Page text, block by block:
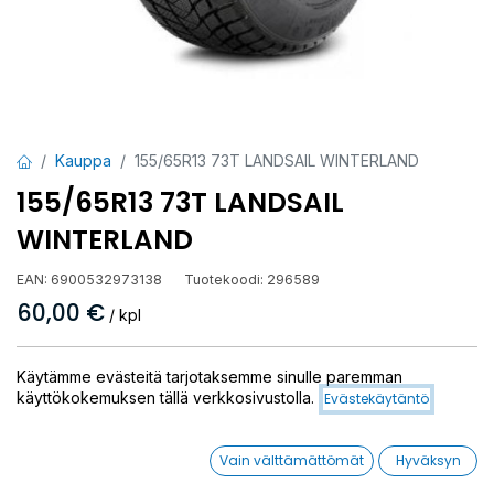
Kauppa 155/65R13 73T LANDSAIL WINTERLAND
155/65R13 73T LANDSAIL
WINTERLAND
EAN: 6900532973138 Tuotekoodi: 296589
60,00 € / kpl
Toimittajilla (ulkomaa):Saatavilla
Toimitusaika:3 arkipäivää
Käytämme evästeitä tarjotaksemme sinulle paremman
käyttökokemuksen tällä verkkosivustolla. Evästekäytäntö
Vain välttämättömät Hyväksyn